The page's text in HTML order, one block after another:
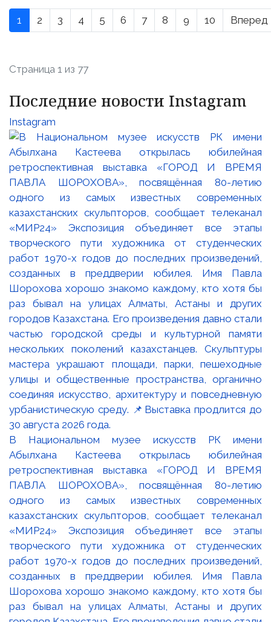
1 2 3 4 5 6 7 8 9 10 Вперед
Страница 1 из 77
Последние новости Instagram
Instagram
В Национальном музее искусств РК имени
Абылхана Кастеева открылась юбилейная
ретроспективная выставка «ГОРОД И ВРЕМЯ
ПАВЛА ШОРОХОВА», посвящённая 80-летию
одного из самых известных современных
казахстанских скульпторов, сообщает телеканал
«МИР24» Экспозиция объединяет все этапы
творческого пути художника от студенческих
работ 1970-х годов до последних произведений,
созданных в преддверии юбилея. Имя Павла
Шорохова хорошо знакомо каждому, кто хотя бы
раз бывал на улицах Алматы, Астаны и других